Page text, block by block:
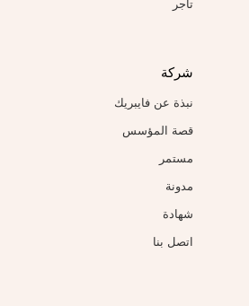
تاجر
شركة
نبذة عن فايبريك
قصة المؤسس
مستمر
مدونة
شهادة
اتصل بنا